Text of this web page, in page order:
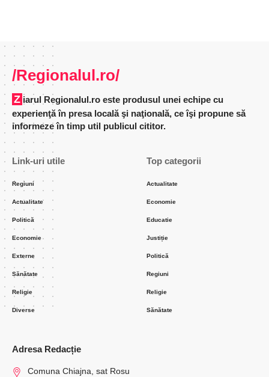
/Regionalul.ro/
Ziarul Regionalul.ro este produsul unei echipe cu
experienţă în presa locală şi naţională, ce îşi propune să
informeze în timp util publicul cititor.
Link-uri utile
Regiuni
Actualitate
Politică
Economie
Externe
Sănătate
Religie
Diverse
Top categorii
Actualitate
Economie
Educatie
Justiție
Politică
Regiuni
Religie
Sănătate
Adresa Redacție
Comuna Chiajna, sat Rosu